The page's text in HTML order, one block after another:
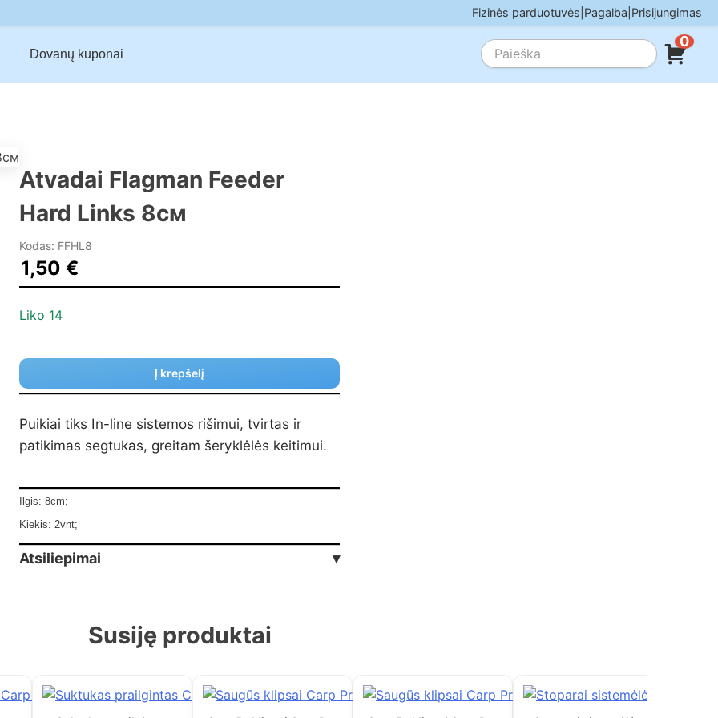
Fizinės parduotuvės Pagalba Prisijungimas
Dovanų kuponai
0
Atvadai Flagman Feeder
Hard Links 8см
Kodas: FFHL8
1,50 €
Liko 14
Į krepšelį
Puikiai tiks In-line sistemos rišimui, tvirtas ir
patikimas segtukas, greitam šeryklėlės keitimui.
Ilgis: 8cm;
Kiekis: 2vnt;
Atsiliepimai ▾
Susiję produktai